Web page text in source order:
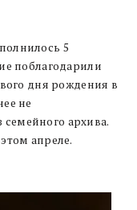
5
поблагодарили
дня рождения в
не
архива.
апреле.